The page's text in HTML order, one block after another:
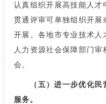
认真组织开展高技能人才
贯通评审可单独组织开展
开展。各地市专业技术人
人力资源社会保障部门
会。
（五）进一步优化
服务。